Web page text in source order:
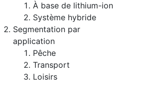
À base de lithium-ion
Système hybride
Segmentation par
application
Pêche
Transport
Loisirs